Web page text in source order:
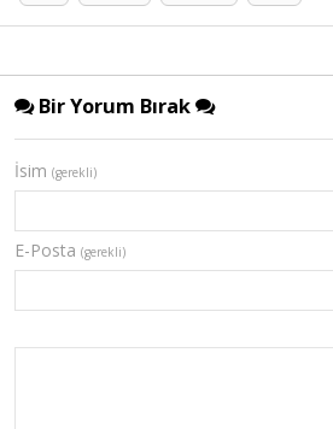
Bir Yorum Bırak
İsim (gerekli)
E-Posta (gerekli)